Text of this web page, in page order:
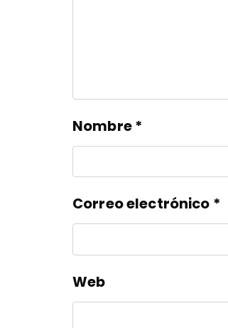
Nombre*
Correo electrónico *
Web